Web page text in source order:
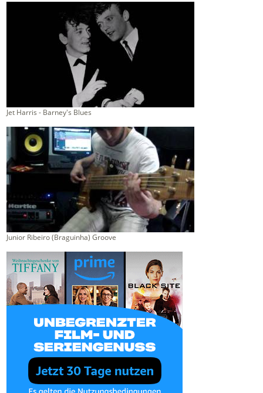
Jet Harris - Barney's Blues
Junior Ribeiro (Braguinha) Groove